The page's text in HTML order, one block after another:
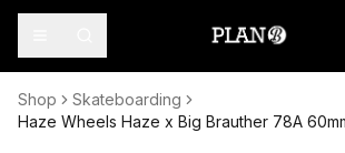
Shop
Skateboarding
Haze Wheels Haze x Big Brauther 78A